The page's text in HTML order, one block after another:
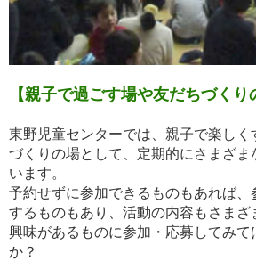
【親子で過ごす場や友だちづくり
東野児童センターでは、親子で楽しく
づくりの場として、定期的にさまざま
います。
予約せずに参加できるものもあれば、
するものもあり、活動の内容もさまざ
興味があるものに参加・応募してみて
か？